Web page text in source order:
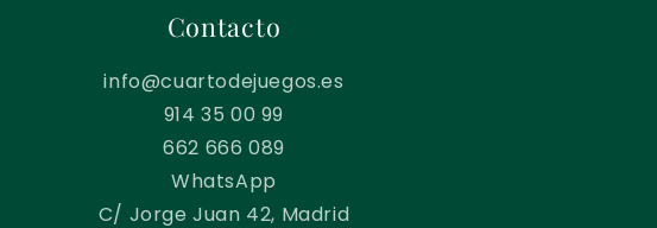
Contacto
info@cuartodejuegos.es
914 35 00 99
662 666 089
WhatsApp
C/ Jorge Juan 42, Madrid